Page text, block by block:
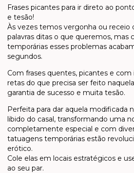
Frases picantes para ir direto ao
e tesão!
Às vezes temos vergonha ou receio
palavras ditas o que queremos, mas
temporárias esses problemas
segundos.
Com frases quentes, picantes e com
retas do que precisa ser feito
garantia de sucesso e muita tesão.
Perfeita para dar aquela modificada
libido do casal, transformando uma
completamente especial e com
tatuagens temporárias estão
erótico.
Cole elas em locais estratégicos e
ao seu par.